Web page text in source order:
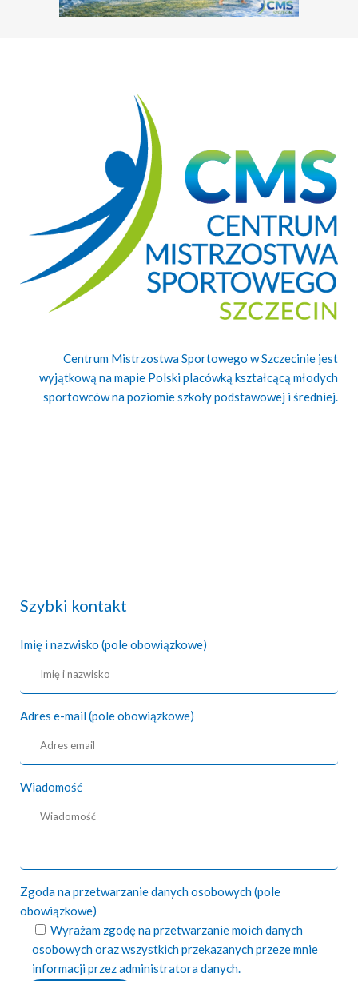
Centrum Mistrzostwa Sportowego w Szczecinie jest
wyjątkową na mapie Polski placówką kształcącą młodych
sportowców na poziomie szkoły podstawowej i średniej.
Szybki kontakt
Imię i nazwisko (pole obowiązkowe)
Adres e-mail (pole obowiązkowe)
Wiadomość
Zgoda na przetwarzanie danych osobowych (pole
obowiązkowe)
Wyrażam zgodę na przetwarzanie moich danych
osobowych oraz wszystkich przekazanych przeze mnie
informacji przez administratora danych.